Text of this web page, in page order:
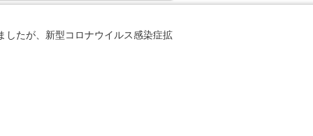
したが、新型コロナウイルス感染症拡